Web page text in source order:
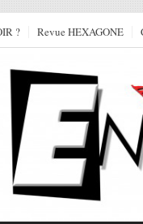
? Revue HEXAGONE